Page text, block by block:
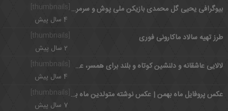
بیوگرافی یحیی گل محمدی بازیکن ملی پوش و سرمربی با اخلاق پرسپولیس
4 سال پیش
[thumbnails]
طرز تهیه سالاد ماکارونی فوری
2 سال پیش
لالایی عاشقانه و دلنشین کوتاه و بلند برای همسر، عشق و کودک
4 سال پیش
عکس پروفایل ماه بهمن | عکس نوشته متولدین ماه بهمن
7 سال پیش